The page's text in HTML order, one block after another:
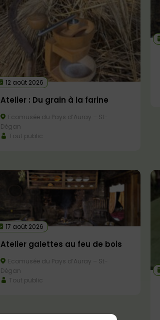
12 août 2026
Atelier : Du grain à la farine
Ecomusée du Pays d’Auray – St-
Dégan
Tout public
17 août 2026
Atelier galettes au feu de bois
Ecomusée du Pays d’Auray – St-
Dégan
Tout public